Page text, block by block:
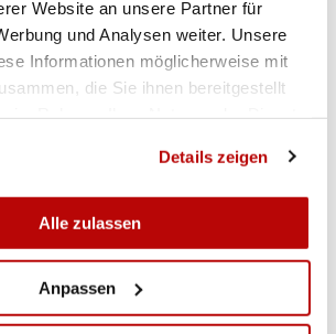
Website an unsere Partner für
und Analysen weiter. Unsere
Informationen möglicherweise mit
die Sie ihnen bereitgestellt
Details zeigen
Alle zulassen
Anpassen
und wurde gute Neunte, nur
zum Sprung unter die besten
die gestern mit Rang sieben
Lufgewehr-Schützin wurde, kam